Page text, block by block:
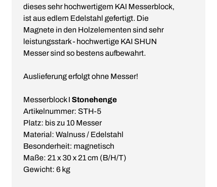
dieses sehr hochwertigem KAI Messerblock,
ist aus edlem Edelstahl gefertigt. Die
Magnete in den Holzelementen sind sehr
leistungsstark - hochwertige KAI SHUN
Messer sind so bestens aufbewahrt.
Auslieferung erfolgt ohne Messer!
Messerblock I Stonehenge
Artikelnummer: STH-5
Platz: bis zu 10 Messer
Material: Walnuss / Edelstahl
Besonderheit: magnetisch
Maße: 21 x 30 x 21 cm (B/H/T)
Gewicht: 6 kg